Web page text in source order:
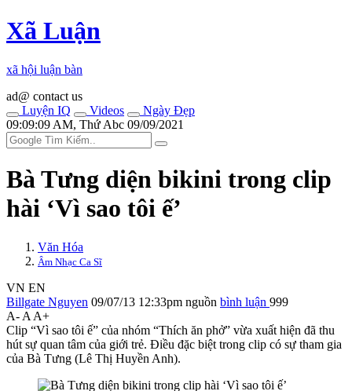
Xã Luận
xã hội luận bàn
ad@ contact us
Luyện IQ
Videos
Ngày Đẹp
09:09:09 AM, Thứ Abc 09/09/2021
Bà Tưng diện bikini trong clip
hài ‘Vì sao tôi ế’
Văn Hóa
Âm Nhạc Ca Sĩ
VN EN
Billgate Nguyen 09/07/13 12:33pm nguồn bình luận 999
A- A A+
Clip “Vì sao tôi ế” của nhóm “Thích ăn phở” vừa xuất hiện đã thu
hút sự quan tâm của giới trẻ. Điều đặc biệt trong clip có sự tham gia
của Bà Tưng (Lê Thị Huyền Anh).